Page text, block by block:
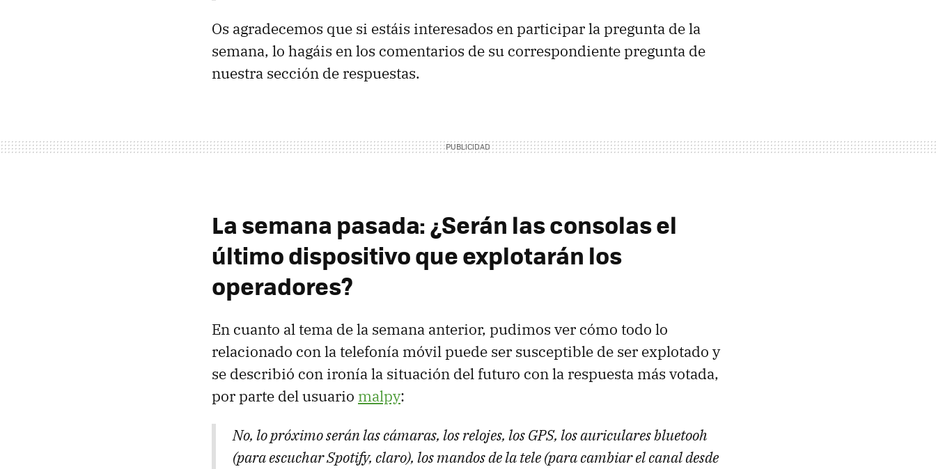
Os agradecemos que si estáis interesados en participar la pregunta de la
semana, lo hagáis en los comentarios de su correspondiente pregunta de
nuestra sección de respuestas.
La semana pasada: ¿Serán las consolas el
último dispositivo que explotarán los
operadores?
En cuanto al tema de la semana anterior, pudimos ver cómo todo lo
relacionado con la telefonía móvil puede ser susceptible de ser explotado y
se describió con ironía la situación del futuro con la respuesta más votada,
por parte del usuario malpy:
No, lo próximo serán las cámaras, los relojes, losGPS, los auriculares bluetooh
(para escuchar Spotify, claro), los mandos de la tele (para cambiar el canal desde